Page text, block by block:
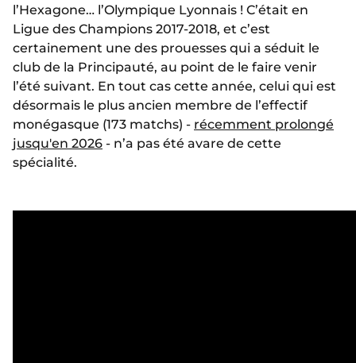
l’Hexagone… l’Olympique Lyonnais ! C’était en
Ligue des Champions 2017-2018, et c’est
certainement une des prouesses qui a séduit le
club de la Principauté, au point de le faire venir
l’été suivant. En tout cas cette année, celui qui est
désormais le plus ancien membre de l’effectif
monégasque (173 matchs) - récemment prolongé
jusqu'en 2026 - n’a pas été avare de cette
spécialité.